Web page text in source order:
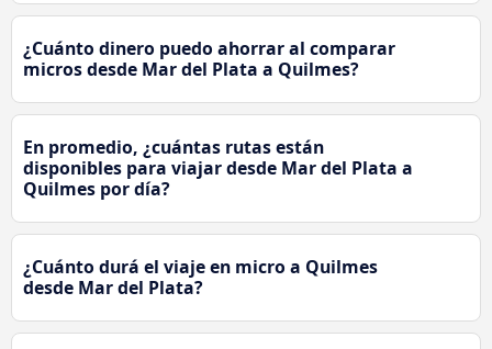
¿Cuánto dinero puedo ahorrar al comparar
micros desde Mar del Plata a Quilmes?
En promedio, ¿cuántas rutas están
disponibles para viajar desde Mar del Plata a
Quilmes por día?
¿Cuánto durá el viaje en micro a Quilmes
desde Mar del Plata?